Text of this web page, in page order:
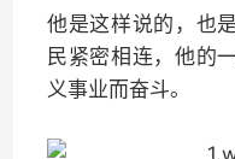
他是这样说的，也
民紧密相连，他的
义事业而奋斗。